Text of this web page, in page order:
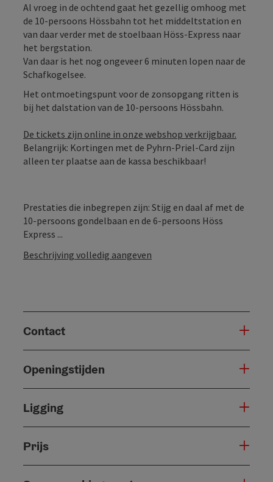
Al vroeg in de ochtend gaat het gezellig omhoog met
de 10-persoons Hössbahn tot het middeltstation en
van daar verder met de stoelbaan Höss-Express naar
het bergstation.
Van daar is het nog ongeveer 6 minuten lopen naar de
Schafkogelsee.
Het ontmoetingspunt voor de zonsopgang ritten is
bij het dalstation van de 10-persoons Hössbahn.
De tickets zijn online in onze webshop verkrijgbaar.
Belangrijk: Kortingen met de Pyhrn-Priel-Card zijn
alleen ter plaatse aan de kassa beschikbaar!
Prestaties die inbegrepen zijn: Stijg en daal af met de
10-persoons gondelbaan en de 6-persoons Höss
Express ...
Beschrijving volledig aangeven
Contact
Openingstijden
Ligging
Prijs